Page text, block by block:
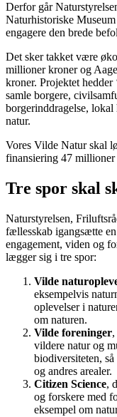
Derfor går
Naturhistoriske
engagere den brede
Det sker takket være
millioner kroner og
kroner. Projektet
samle borgere,
borgerinddragelse,
natur.
Vores Vilde Natur skal
finansiering 47
Tre spor skal
Naturstyrelsen,
fællesskab igangsætte
engagement, viden og
lægger sig i tre spor:
Vilde
eksempelvis
oplevelser i
om naturen.
Vilde foreninger
vildere natur og
biodiversiteten,
og andres arealer.
Citizen Science,
og forskere med
eksempel om